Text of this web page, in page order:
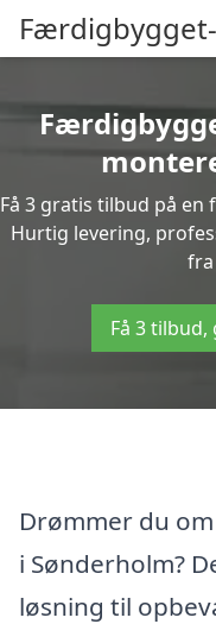
Få 3 gratis tilbud på
Hurtig levering,
Få 3
Drømmer du
i Sønderholm?
løsning til